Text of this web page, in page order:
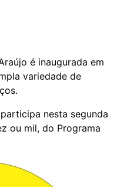
é inaugurada em
variedade de
nesta segunda
ou mil, do Programa